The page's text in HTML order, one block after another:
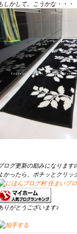
しかして。こうかな・・・
ログ更新の励みになります
かったら、ポチッとクリッ
りがとうございます♪